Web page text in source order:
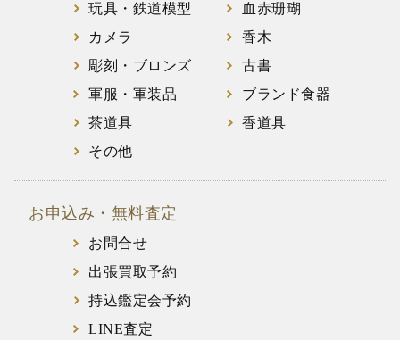
玩具・鉄道模型
血赤珊瑚
カメラ
香木
彫刻・ブロンズ
古書
軍服・軍装品
ブランド食器
茶道具
香道具
その他
お申込み・無料査定
お問合せ
出張買取予約
持込鑑定会予約
LINE査定